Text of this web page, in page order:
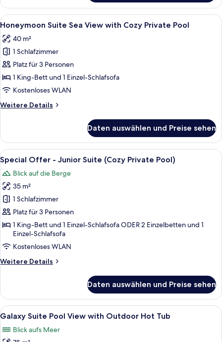
Suite
Sea
View
Cozy
Private
Alle
Fotos
für
Honeymoon
Suite
Sea
View
Cozy
anzeigen
Ein modernes Schlafzimmer mit
25
Honeymoon Suite Sea View with Cozy Private Pool
40 m²
1 Schlafzimmer
Platz für 3 Personen
1 King-Bett und 1 Einzel-Schlafsofa
Kostenloses WLAN
Weitere Details
Weitere
Suite
Sea
View
with
Cozy
Private
Pool
Daten auswählen und Preise sehen
Alle
Fotos
für
Special
Offer
-
Junior
Suite
(Cozy
Private
Pool)
Ein modernes Wohnzimmer mit
16
Special Offer - Junior Suite (Cozy Private Pool)
Blick auf die Berge
35 m²
1 Schlafzimmer
Platz für 3 Personen
1 King-Bett und 1 Einzel-Schlafsofa ODER 2 Einzelbetten und 1
Einzel-Schlafsofa
Kostenloses WLAN
Weitere Details
Weitere
Offer
Junior
(Cozy
Daten auswählen und Preise sehen
Alle
Fotos
für
Ein Poolbereich mit Liegestühlen
7
Galaxy Suite Pool View with Outdoor Hot Tub
Blick aufs Meer